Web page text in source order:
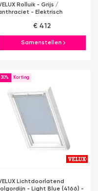
Rolluik - Grijs /
- Elektrisch
€ 412
Samenstellen
Lichtdoorlatend
- Light Blue (4166) -